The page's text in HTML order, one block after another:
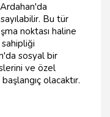
Bu tür
noktası haline
sosyal bir
ve özel
olacaktır.